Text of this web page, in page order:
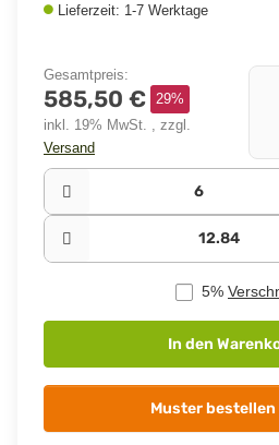
Lieferzeit: 1-7 Werktage
Gesamtpreis:
585,50 € 29%
inkl. 19% MwSt. , zzgl.
Versand
5%
In den
Muster